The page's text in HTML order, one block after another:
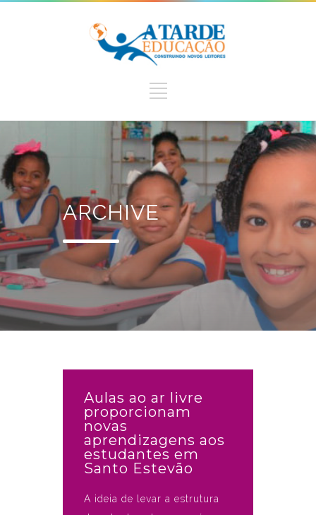
ARCHIVE
Aulas ao ar livre
proporcionam
novas
aprendizagens aos
estudantes em
Santo Estevão
A ideia de levar a estrutura